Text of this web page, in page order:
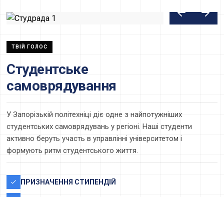
Студентське
самоврядування
У Запорізькій політехніці діє одне з найпотужніших
студентських самоврядувань у регіоні. Наші студенти
активно беруть участь в управлінні університетом і
формують ритм студентського життя.
ПРИЗНАЧЕННЯ СТИПЕНДІЙ